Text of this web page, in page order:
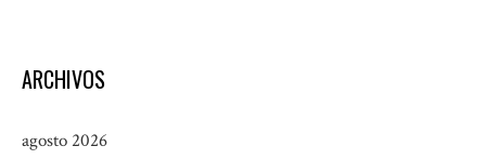
ARCHIVOS
agosto 2026